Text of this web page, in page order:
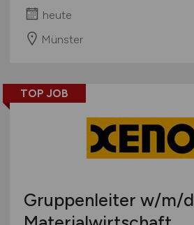
heute
Münster
TOP JOB
Gruppenleiter w/m/d